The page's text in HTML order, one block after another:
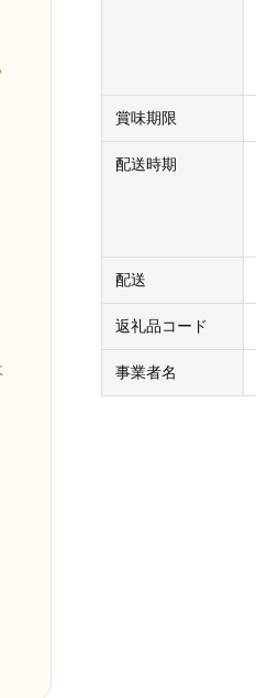
賞味期限
配送時期
配送
返礼品コード
事業者名